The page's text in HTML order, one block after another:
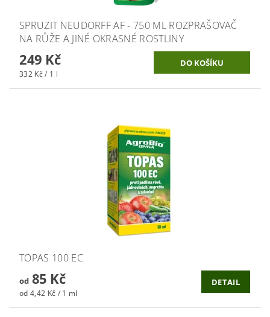
SPRUZIT NEUDORFF AF - 750 ML ROZPRAŠOVAČ
NA RŮŽE A JINÉ OKRASNÉ ROSTLINY
249 Kč
332 Kč / 1 l
TOPAS 100 EC
od85 Kč
od 4,42 Kč / 1 ml
DETAIL